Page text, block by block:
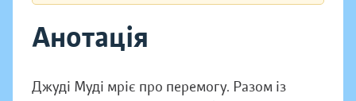
Анотація
Джуді Муді мріє про перемогу. Разом із